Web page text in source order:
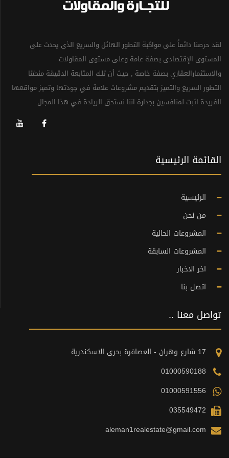
لقد حرصنا دائماً على مواكبة التطور الهائل والسريع الذى يحدث على
المستوى الإقتصادى بصفة عامة وعلى مستوى المقاولات
والاستثمارالعقاري بصفة خاصة , حيث أن تلك المتابعة الدقيقة منحتنا
التطور السريع والتميز بتقديم مشروعات علامة في جودتها وتميز مواقعها
الفريدة اثبت لمنافسين بجدارة اننا نستحق الريادة في هذا المجال.
القائمة الرئيسية
الرئيسية
من نحن
المشروعات الحالية
المشروعات السابقة
اخر الاخبار
اتصل بنا
تواصل معنا ..
17 شارع وهران - العصافرة بحرى الاسكندرية
01000590188
01000591556
035549472
aleman1realestate@gmail.com